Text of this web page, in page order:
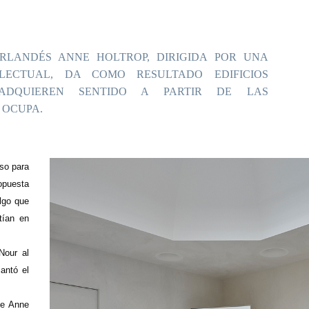
ANNE HOLTROP, DIRIGIDA POR UNA
DA COMO RESULTADO EDIFICIOS
SENTIDO A PARTIR DE LAS
para
que
en
al
el
Anne